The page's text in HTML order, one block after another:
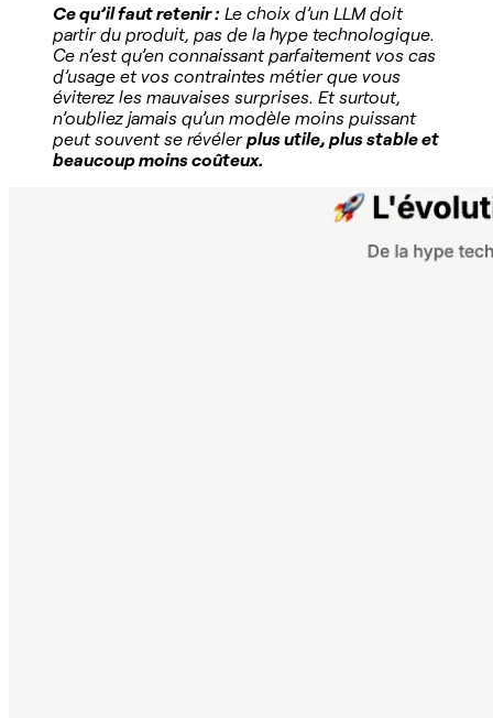
Ce qu’il faut retenir : Le choix d’un LLM doit
partir du produit, pas de la hype technologique.
Ce n’est qu’en connaissant parfaitement vos cas
d’usage et vos contraintes métier que vous
éviterez les mauvaises surprises. Et surtout,
n’oubliez jamais qu’un modèle moins puissant
peut souvent se révélerplus utile, plus stable et
beaucoup moins coûteux.